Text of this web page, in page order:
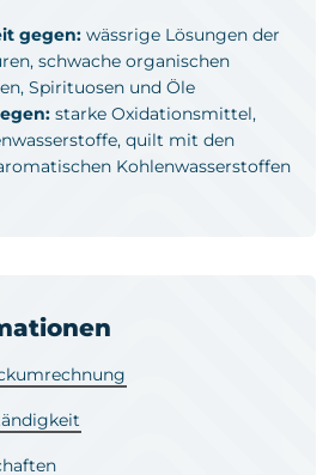
gegen: wässrige Lösungen der
schwache organischen
Spirituosen und Öle
starke Oxidationsmittel,
quilt mit den
Kohlenwasserstoffen